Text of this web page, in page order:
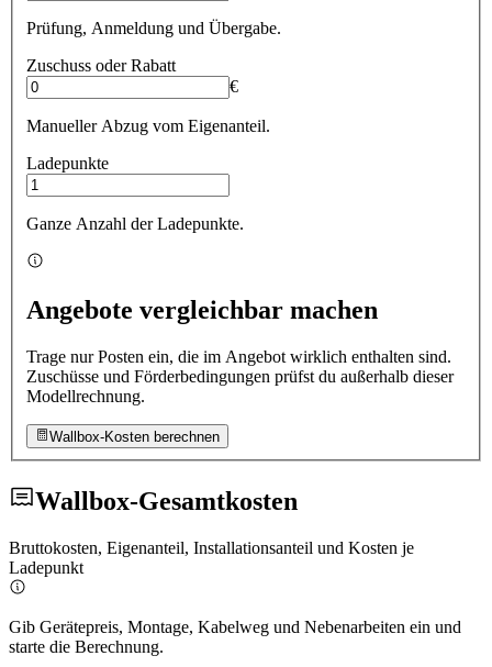
Prüfung, Anmeldung und Übergabe.
Zuschuss oder Rabatt
€
Manueller Abzug vom Eigenanteil.
Ladepunkte
Ganze Anzahl der Ladepunkte.
Angebote vergleichbar machen
Trage nur Posten ein, die im Angebot wirklich enthalten sind.
Zuschüsse und Förderbedingungen prüfst du außerhalb dieser
Modellrechnung.
Wallbox-Kosten berechnen
Wallbox-Gesamtkosten
Bruttokosten, Eigenanteil, Installationsanteil und Kosten je
Ladepunkt
Gib Gerätepreis, Montage, Kabelweg und Nebenarbeiten ein und
starte die Berechnung.